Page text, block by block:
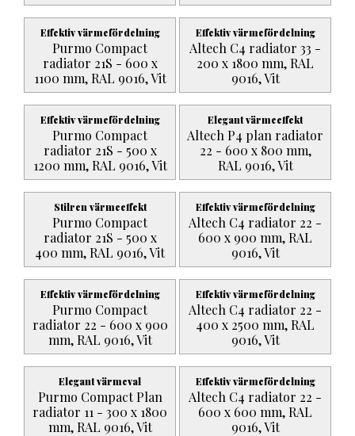
Effektiv värmefördelning
Purmo Compact
radiator 21S - 600 x
1100 mm, RAL 9016, Vit
Effektiv värmefördelning
Altech C4 radiator 33 -
200 x 1800 mm, RAL
9016, Vit
Effektiv värmefördelning
Purmo Compact
radiator 21S - 500 x
1200 mm, RAL 9016, Vit
Elegant värmeeffekt
Altech P4 plan radiator
22 - 600 x 800 mm,
RAL 9016, Vit
Stilren värmeeffekt
Purmo Compact
radiator 21S - 500 x
400 mm, RAL 9016, Vit
Effektiv värmefördelning
Altech C4 radiator 22 -
600 x 900 mm, RAL
9016, Vit
Effektiv värmefördelning
Purmo Compact
radiator 22 - 600 x 900
mm, RAL 9016, Vit
Effektiv värmefördelning
Altech C4 radiator 22 -
400 x 2500 mm, RAL
9016, Vit
Elegant värmeval
Purmo Compact Plan
radiator 11 - 300 x 1800
mm, RAL 9016, Vit
Effektiv värmefördelning
Altech C4 radiator 22 -
600 x 600 mm, RAL
9016, Vit